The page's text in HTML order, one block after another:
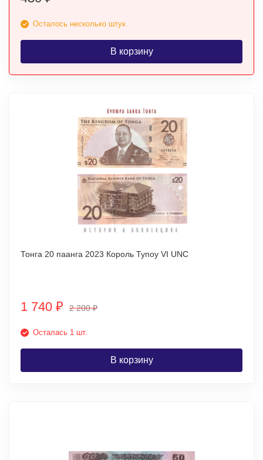
Осталось несколько штук
В корзину
Тонга 20 паанга 2023 Король Тупоу VI UNC
1 740 ₽ 2 200₽
Осталась 1 шт.
В корзину